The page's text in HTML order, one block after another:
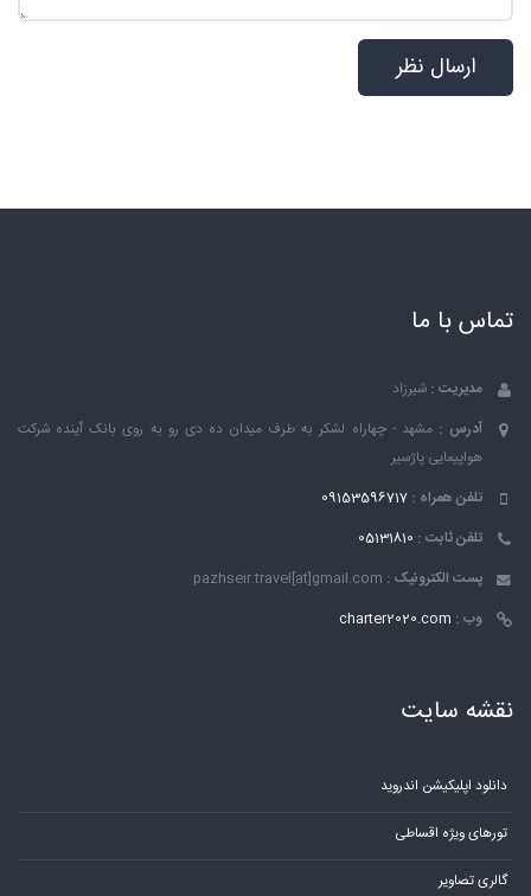
تماس با ما
مدیریت : شیرزاد
آدرس : مشهد - چهاراه لشکر به طرف میدان ده دی رو به روی بانک ٱینده شرکت
هواپیمایی پاژسیر
تلفن همراه : 09153596717
تلفن ثابت : 05131810
پست الکترونیک : pazhseir.travel[at]gmail.com
وب : charter2020.com
نقشه سایت
دانلود اپلیکیشن اندروید
تورهای ویژه اقساطی
گالری تصاویر